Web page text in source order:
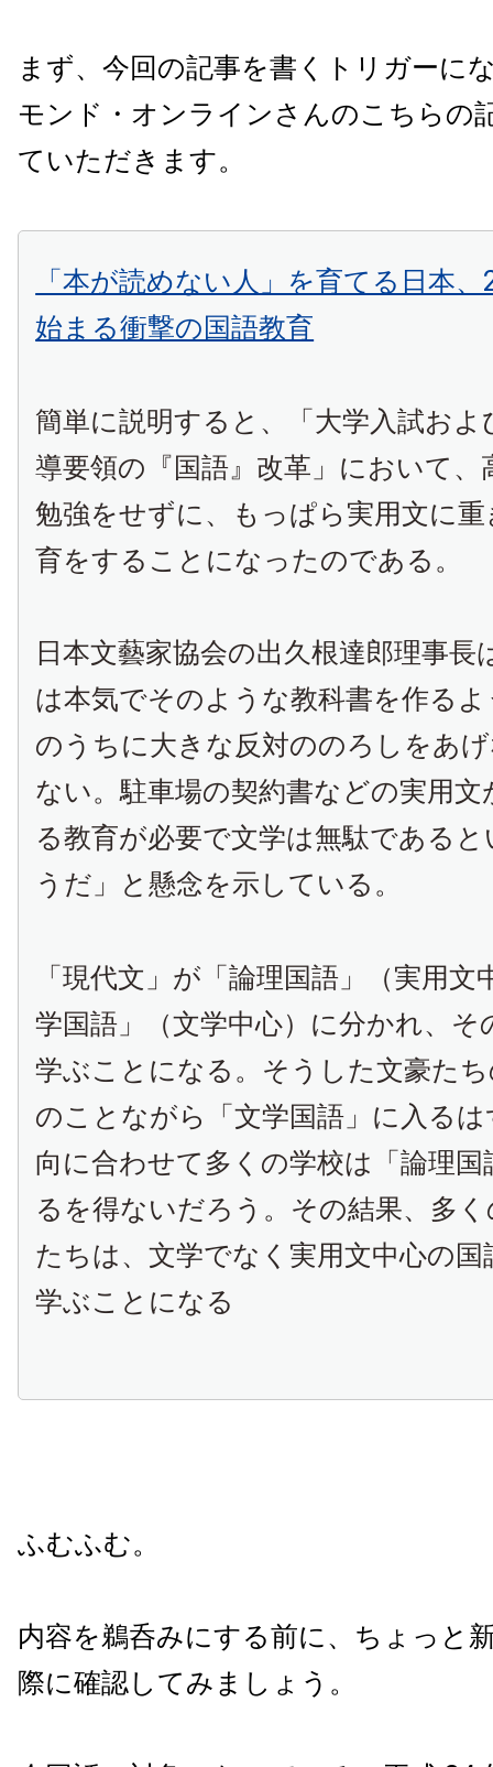
まず、今回の記事を書くトリガーに
モンド・オンラインさんのこちらの
ていただきます。
「本が読めない人」を育てる日本
始まる衝撃の国語教育
簡単に説明すると、「大学入試およ
導要領の『国語』改革」において、
勉強をせずに、もっぱら実用文に
育をすることになったのである。
日本文藝家協会の出久根達郎理事長
は本気でそのような教科書を作る
のうちに大きな反対ののろしをあ
ない。駐車場の契約書などの実用
る教育が必要で文学は無駄である
うだ」と懸念を示している。
「現代文」が「論理国語」（実用文
学国語」（文学中心）に分かれ、
学ぶことになる。そうした文豪た
のことながら「文学国語」に入る
向に合わせて多くの学校は「論理
るを得ないだろう。その結果、多
たちは、文学でなく実用文中心の国
学ぶことになる
ふむふむ。
内容を鵜呑みにする前に、ちょっと
際に確認してみましょう。